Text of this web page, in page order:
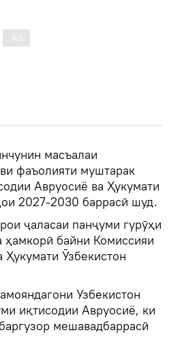
масъалаи
фаъолияти муштарак
Авруосиё ва Ҳукумати
2027-2030 баррасӣ шуд.
ҷаласаи панҷуми гурӯҳи
байни Комиссияи
Ӯзбекистон
Узбекистон
иқтисодии Авруосиё, ки
мешавадбаррасӣ